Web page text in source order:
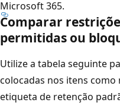
Microsoft 365.
Comparar
permitidas ou
Utilize a tabela seguinte
colocadas nos itens
etiqueta de retenção